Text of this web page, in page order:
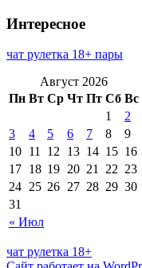
Интересное
чат рулетка 18+ пары
Август 2026
Пн Вт Ср Чт Пт Сб Вс
« Июл
1
2
3
4 5 6 7 8
9
10 11 12 13 14 15 16
17 18 19 20 21 22 23
24 25 26 27 28 29 30
31
чат рулетка 18+